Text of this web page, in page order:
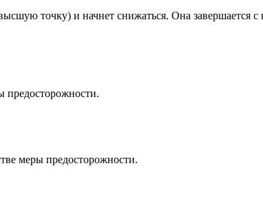
точку) и начнет снижаться. Она завершается
предосторожности.
меры предосторожности.